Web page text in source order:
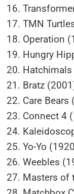
TMN
Operation
Hungry
Bratz
Care Bears
Connect 4
Yo-Yo
Weebles
Masters of